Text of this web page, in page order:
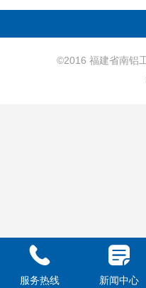
©2016 福建省南铝
服务热线 新闻中心